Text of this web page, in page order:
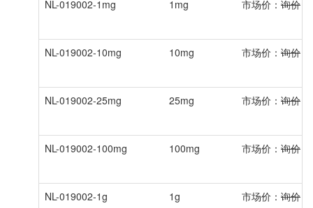
NL-019002-1mg
1mg 市场价： 询价
NL-019002-10mg 10mg 市场价： 询价
NL-019002-25mg 25mg 市场价： 询价
NL-019002-100mg 100mg 市场价： 询价
NL-019002-1g 1g 市场价： 询价